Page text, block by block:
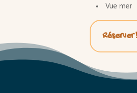
Vue mer
Réserver !